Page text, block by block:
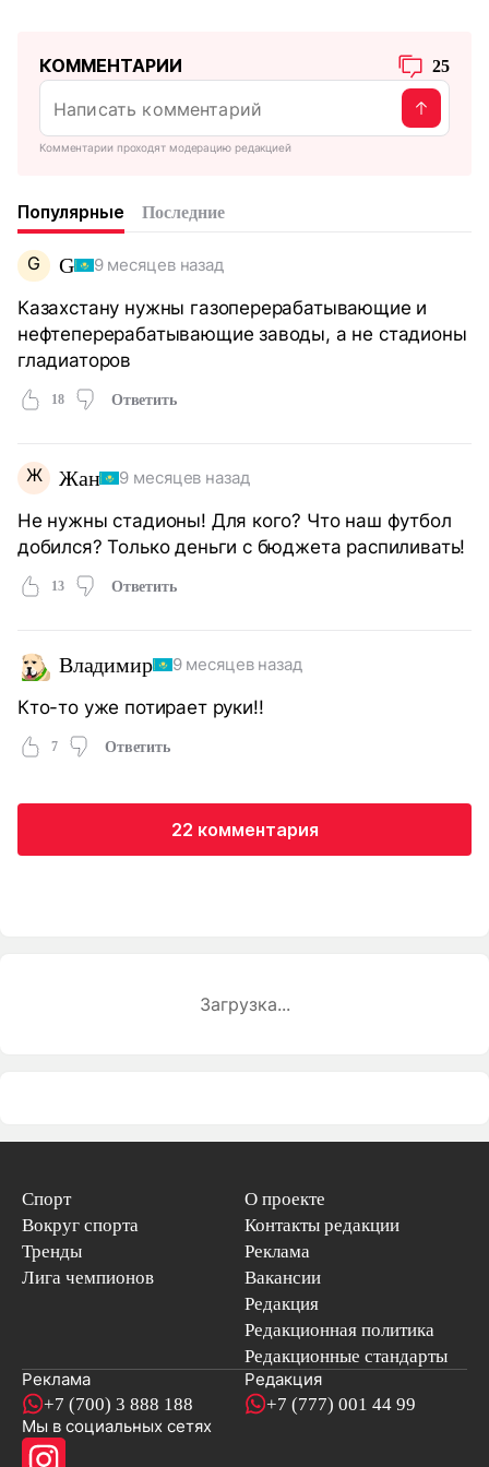
КОММЕНТАРИИ 25
Комментарии проходят модерацию редакцией
Популярные Последние
G G 9 месяцев назад
Казахстану нужны газоперерабатывающие и
нефтеперерабатывающие заводы, а не стадионы
гладиаторов
18 Ответить
Ж Жан 9 месяцев назад
Не нужны стадионы! Для кого? Что наш футбол
добился? Только деньги с бюджета распиливать!
13 Ответить
Владимир 9 месяцев назад
Кто-то уже потирает руки!!
7 Ответить
22 комментария
Загрузка...
Спорт
Вокруг спорта
Тренды
Лига чемпионов
О проекте
Контакты редакции
Реклама
Вакансии
Редакция
Редакционная политика
Редакционные стандарты
Реклама
+7 (700) 3 888 188
Редакция
+7 (777) 001 44 99
Мы в социальных сетях